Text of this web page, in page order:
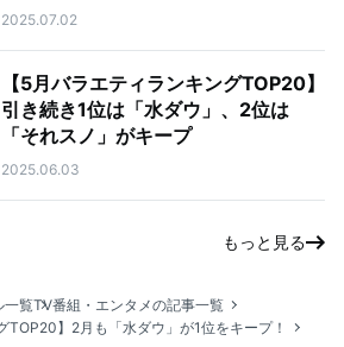
2025.07.02
【5月バラエティランキングTOP20】
引き続き1位は「水ダウ」、2位は
「それスノ」がキープ
2025.06.03
もっと見る
一覧TV番組・エンタメの記事一覧
TOP20】2月も「水ダウ」が1位をキープ！